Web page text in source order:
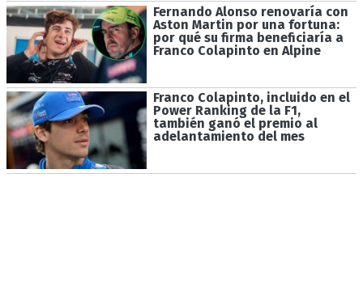
Fernando Alonso renovaría con
Aston Martin por una fortuna:
por qué su firma beneficiaría a
Franco Colapinto en Alpine
Franco Colapinto, incluido en el
Power Ranking de la F1,
también ganó el premio al
adelantamiento del mes